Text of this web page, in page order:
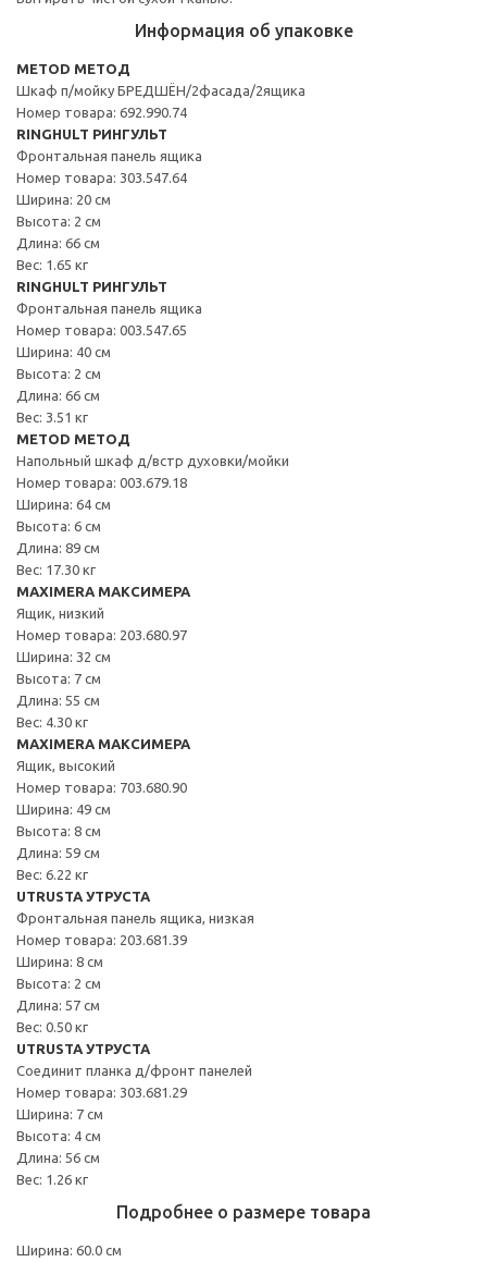
Информация об упаковке
METOD МЕТОД
Шкаф п/мойку БРЕДШЁН/2фасада/2ящика
Номер товара: 692.990.74
RINGHULT РИНГУЛЬТ
Фронтальная панель ящика
Номер товара: 303.547.64
Ширина: 20 см
Высота: 2 см
Длина: 66 см
Вес: 1.65 кг
RINGHULT РИНГУЛЬТ
Фронтальная панель ящика
Номер товара: 003.547.65
Ширина: 40 см
Высота: 2 см
Длина: 66 см
Вес: 3.51 кг
METOD МЕТОД
Напольный шкаф д/встр духовки/мойки
Номер товара: 003.679.18
Ширина: 64 см
Высота: 6 см
Длина: 89 см
Вес: 17.30 кг
MAXIMERA МАКСИМЕРА
Ящик, низкий
Номер товара: 203.680.97
Ширина: 32 см
Высота: 7 см
Длина: 55 см
Вес: 4.30 кг
MAXIMERA МАКСИМЕРА
Ящик, высокий
Номер товара: 703.680.90
Ширина: 49 см
Высота: 8 см
Длина: 59 см
Вес: 6.22 кг
UTRUSTA УТРУСТА
Фронтальная панель ящика, низкая
Номер товара: 203.681.39
Ширина: 8 см
Высота: 2 см
Длина: 57 см
Вес: 0.50 кг
UTRUSTA УТРУСТА
Соединит планка д/фронт панелей
Номер товара: 303.681.29
Ширина: 7 см
Высота: 4 см
Длина: 56 см
Вес: 1.26 кг
Подробнее о размере товара
Ширина: 60.0 см